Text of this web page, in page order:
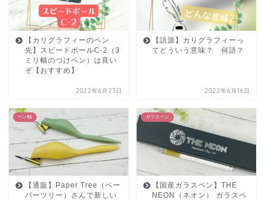
【カリグラフィーのペン
先】スピードボールC-2（3
ミリ幅のつけペン）は良い
ぞ【おすすめ】
2022年6月23日
【語源】カリグラフィーっ
てどういう意味？ 何語？
2022年6月16日
ペン軸
【通販】Paper Tree（ペー
パーツリー）さんで新しい
ガラスペン
【国産ガラスペン】THE
NEON（ネオン） ガラスペ